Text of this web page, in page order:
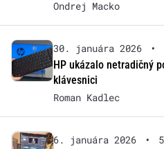
Ondrej Macko
30. januára 2026 •
HP ukázalo netradičný
klávesnici
Roman Kadlec
6. januára 2026 •